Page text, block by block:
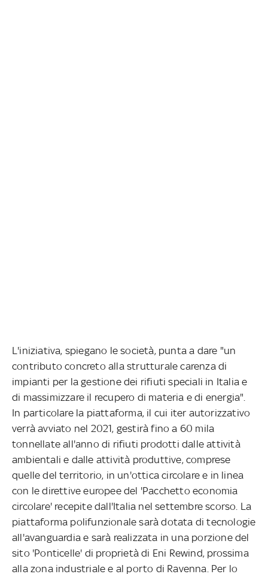
L'iniziativa, spiegano le società, punta a dare "un
contributo concreto alla strutturale carenza di
impianti per la gestione dei rifiuti speciali in Italia e
di massimizzare il recupero di materia e di energia".
In particolare la piattaforma, il cui iter autorizzativo
verrà avviato nel 2021, gestirà fino a 60 mila
tonnellate all'anno di rifiuti prodotti dalle attività
ambientali e dalle attività produttive, comprese
quelle del territorio, in un'ottica circolare e in linea
con le direttive europee del 'Pacchetto economia
circolare' recepite dall'Italia nel settembre scorso. La
piattaforma polifunzionale sarà dotata di tecnologie
all'avanguardia e sarà realizzata in una porzione del
sito 'Ponticelle' di proprietà di Eni Rewind, prossima
alla zona industriale e al porto di Ravenna. Per lo